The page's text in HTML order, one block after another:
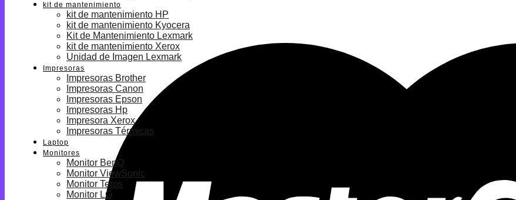
kit de mantenimiento
kit de mantenimiento HP
kit de mantenimiento Kyocera
Kit de Mantenimiento Lexmark
kit de mantenimiento Xerox
Unidad de Imagen Lexmark
Impresoras
Impresoras Brother
Impresoras Canon
Impresoras Epson
Impresoras Hp
Impresora Xerox
Impresoras Térmicas
Laptop
Monitores
Monitor BenQ
Monitor ViewSonic
Monitor Teros
Monitor LG